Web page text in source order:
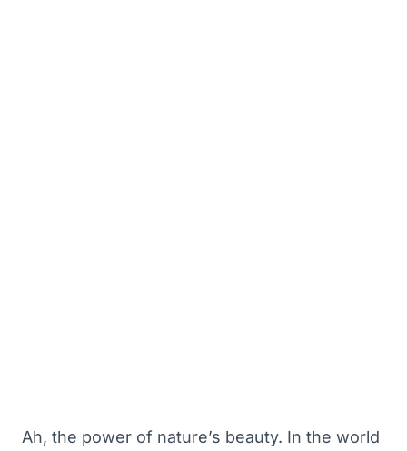
Ah, the power of nature’s beauty. In the world